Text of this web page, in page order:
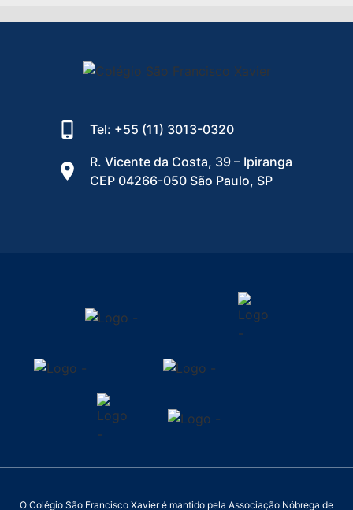
Tel: +55 (11) 3013-0320
R. Vicente da Costa, 39 – Ipiranga
CEP 04266-050 São Paulo, SP
O Colégio São Francisco Xavier é mantido pela Associação Nóbrega de